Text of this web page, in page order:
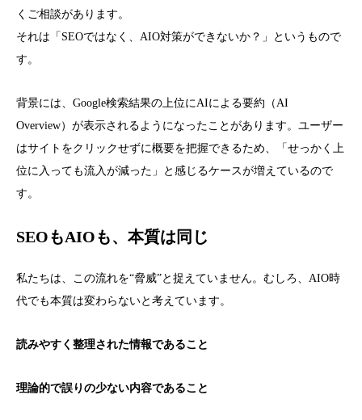
くご相談があります。
それは「SEOではなく、AIO対策ができないか？」というもので
す。
背景には、Google検索結果の上位にAIによる要約（AI
Overview）が表示されるようになったことがあります。ユーザー
はサイトをクリックせずに概要を把握できるため、「せっかく上
位に入っても流入が減った」と感じるケースが増えているので
す。
SEOもAIOも、本質は同じ
私たちは、この流れを“脅威”と捉えていません。むしろ、AIO時
代でも本質は変わらないと考えています。
読みやすく整理された情報であること
理論的で誤りの少ない内容であること